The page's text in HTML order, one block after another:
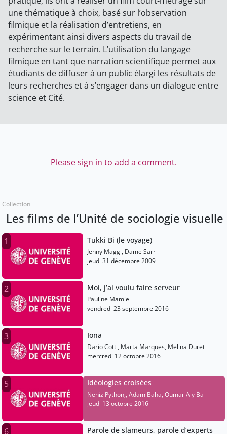
une thématique à choix, basé sur l’observation
filmique et la réalisation d’entretiens, en
expérimentant ainsi divers aspects du travail de
recherche sur le terrain. L’utilisation du langage
filmique en tant que narration scientifique permet aux
étudiants de diffuser à un public élargi les résultats de
leurs recherches et à s’engager dans un dialogue entre
science et Cité.
Please sign in to add a comment.
Collection
Les films de l’Unité de sociologie visuelle
1 Tukki Bi (le voyage)
Jenny Maggi, Dame Sarr
jeudi 31 décembre 2009
2 Moi, j’ai voulu faire serveur
Pauline Mamie
vendredi 23 septembre 2016
3 Iona
Dario Cotti, Marta Marques, Melina Duret
mercredi 12 octobre 2016
5 Idéologies croisées
Neniz Python,, Adam Baha, Oumar Aly Ba
jeudi 13 octobre 2016
6 Parole de slameurs, parole d’experts